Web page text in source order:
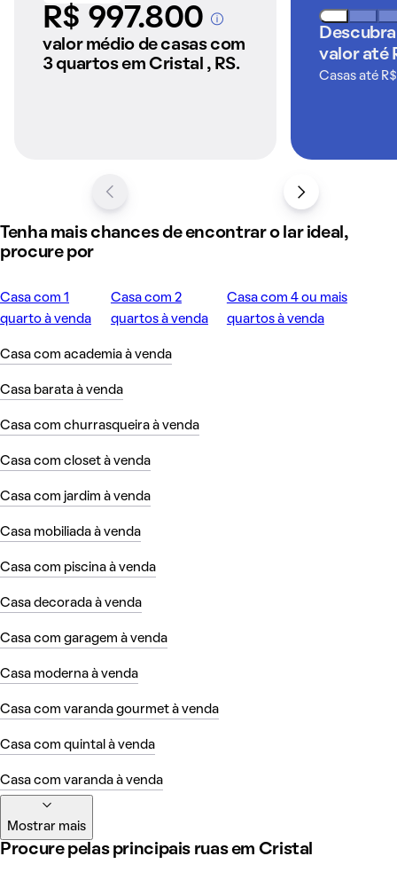
R$ 997.800A partir dos imóveis
anunciados pelo
valor médio de casas com
3 quartos em Cristal , RS.
valor até
Casas até
Tenha mais chances de encontrar o lar ideal,
procure por
Casa com 1
quarto à venda
Casa com 2
quartos à venda
Casa com 4 ou mais
quartos à venda
Casa com academia à venda
Casa barata à venda
Casa com churrasqueira à venda
Casa com closet à venda
Casa com jardim à venda
Casa mobiliada à venda
Casa com piscina à venda
Casa decorada à venda
Casa com garagem à venda
Casa moderna à venda
Casa com varanda gourmet à venda
Casa com quintal à venda
Casa com varanda à venda
Mostrar mais
Procure pelas principais ruas em Cristal